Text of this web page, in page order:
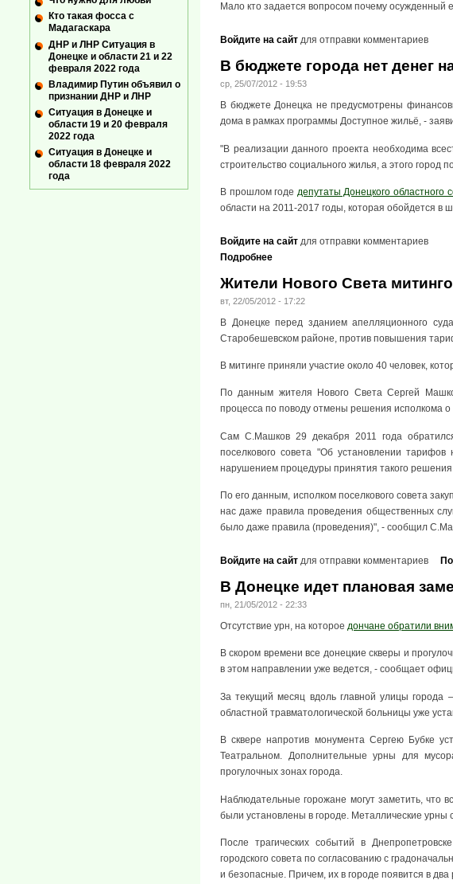
Мало кто задается вопросом почему
Войдите на сайт для отправки комментариев
В бюджете города нет денег
ср, 25/07/2012 - 19:53
В бюджете Донецка не предусмотрены
дома в рамках программы Доступное жильё, -
"В реализации данного проекта необходима
строительство социального жилья, а этого город
В прошлом годе депутаты Донецкого областного
области на 2011-2017 годы, которая обойдется в
Войдите на сайт для отправки комментариев
Подробнее
Жители Нового Света
вт, 22/05/2012 - 17:22
В Донецке перед зданием апелляционного
Старобешевском районе, против повышения
В митинге приняли участие около 40 человек,
По данным жителя Нового Света Сергей
процесса по поводу отмены решения исполкома
Сам С.Машков 29 декабря 2011 года
поселкового совета "Об установлении
нарушением процедуры принятия такого
По его данным, исполком поселкового совета
нас даже правила проведения общественных
было даже правила (проведения)", - сообщил
Войдите на сайт для отправки комментариев
В Донецке идет плановая
пн, 21/05/2012 - 22:33
Отсутствие урн, на которое дончане обратили
В скором времени все донецкие скверы и
в этом направлении уже ведется, - сообщает
За текущий месяц вдоль главной улицы города
областной травматологической больницы уже
В сквере напротив монумента Сергею Бубке
Театральном. Дополнительные урны для
прогулочных зонах города.
Наблюдательные горожане могут заметить, что
были установлены в городе. Металлические урны
После трагических событий в
городского совета по согласованию с
и безопасные. Причем, их в городе появится в
Кто такая фосса с
Мадагаскара
ДНР и ЛНР Ситуация в
Донецке и области 21 и 22
февраля 2022 года
Владимир Путин объявил о
признании ДНР и ЛНР
Ситуация в Донецке и
области 19 и 20 февраля
2022 года
Ситуация в Донецке и
области 18 февраля 2022
года